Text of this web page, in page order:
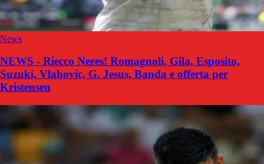
News
NEWS - Riecco Neres! Romagnoli, Gila, Esposito,
Suzuki, Vlahovic, G. Jesus, Banda e offerta per
Kristensen